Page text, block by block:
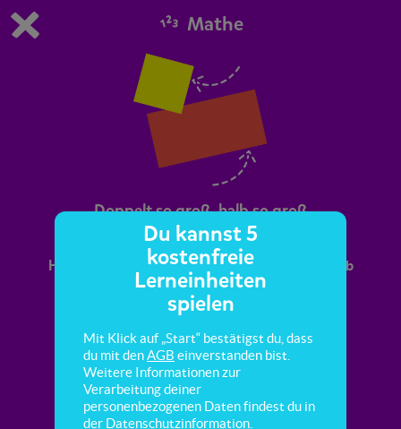
Du spielst die kostenfreie Testversion von scoyo.
Jetzt bestellen
1
Mathe
Doppelt so groß, halb so groß
Hier lernst du zu erkennen, welche Formen halb
oder doppelt so groß sind.
Du kannst 5
kostenfreie
Lerneinheiten
spielen
Mit Klick auf „Start“ bestätigst du, dass
du mit denAGB einverstanden bist.
Weitere Informationen zur
Verarbeitung deiner
personenbezogenen Daten findest du in
der Datenschutzinformation